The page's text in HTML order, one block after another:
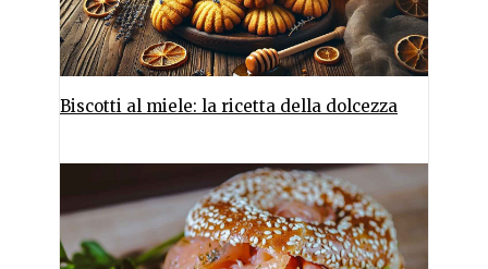
Biscotti al miele: la ricetta della dolcezza